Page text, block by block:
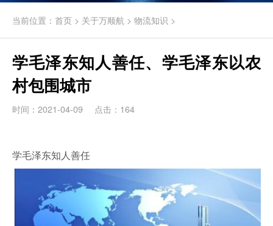
当前位置： 首页> 关于万顺航 > 物流知识 >
学毛泽东知人善任、学毛泽东以农
村包围城市
时间：2021-04-09 点击：164
学毛泽东知人善任